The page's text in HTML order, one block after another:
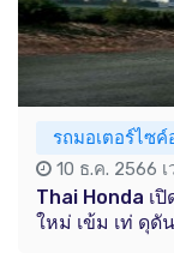
รถมอเตอร์ไซค์
10 ธ.ค. 2566 เ
Thai Honda เ
ใหม่ เข้ม เท่ ดุ